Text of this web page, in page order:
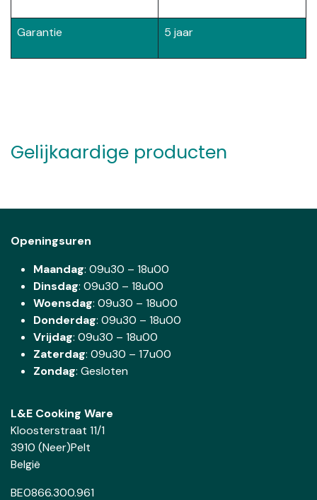
Garantie 5 jaar
Gelijkaardige producten
Openingsuren
Maandag: 09u30 – 18u00
Dinsdag: 09u30 – 18u00
Woensdag: 09u30 – 18u00
Donderdag: 09u30 – 18u00
Vrijdag: 09u30 – 18u00
Zaterdag: 09u30 – 17u00
Zondag: Gesloten
L&E Cooking Ware
Kloosterstraat 11/1
3910 (Neer)Pelt
België
BE0866.300.961